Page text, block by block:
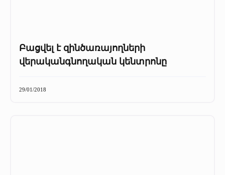
Բացվել է զինծառայողների
վերականգնողական կենտրոնը
29/01/2018